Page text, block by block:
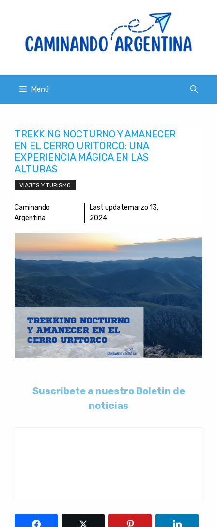
Menú
TREKKING NOCTURNO Y AMANECER
EN EL CERRO URITORCO: UNA
EXPERIENCIA MÁGICA EN LAS
ALTURAS
VIAJES Y TURISMO
Caminando
Argentina
Last updatemarzo 13,
2024
Suscribete a nuestro Boletin de
noticias